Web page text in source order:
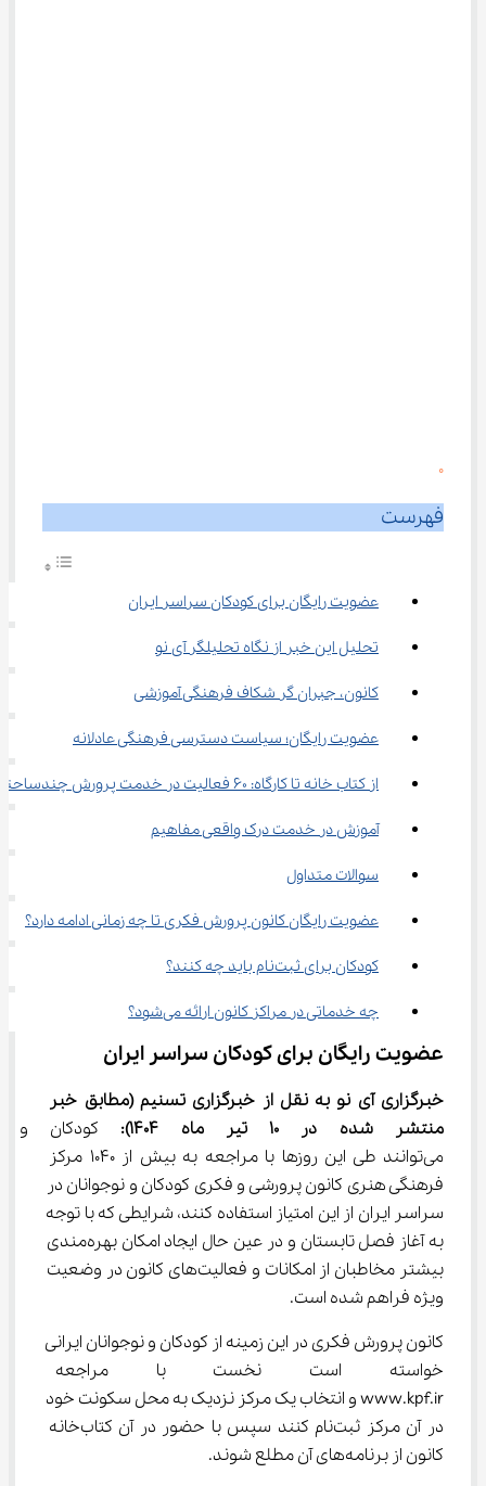
0
فهرست
عضویت رایگان برای کودکان سراسر ایران
تحلیل این خبر از نگاه تحلیلگر آی نو
کانون، جبران گر شکاف فرهنگی آموزشی
عضویت رایگان؛ سیاست دسترسی فرهنگی عادلانه
از کتاب خانه تا کارگاه: ۶۰ فعالیت در خدمت پرورش چندساحتی
آموزش در خدمت درک واقعی مفاهیم
سوالات متداول
عضویت رایگان کانون پرورش فکری تا چه زمانی ادامه دارد؟
کودکان برای ثبت‌نام باید چه کنند؟
چه خدماتی در مراکز کانون ارائه می‌شود؟
عضویت رایگان برای کودکان سراسر ایران
خبرگزاری آی نو به نقل از خبرگزاری تسنیم (مطابق خبر
منتشر شده در 10 تیر ماه 1404):
کودکان و
می‌توانند طی این روزها با مراجعه به بیش از 1040 مرکز
فرهنگی هنری کانون پرورشی و فکری کودکان و نوجوانان در
سراسر ایران از این امتیاز استفاده کنند، شرایطی که با توجه
به آغاز فصل تابستان و در عین حال ایجاد امکان بهره‌مندی
بیشتر مخاطبان از امکانات و فعالیت‌های کانون در وضعیت
ویژه فراهم شده است.
کانون پرورش فکری در این زمینه از کودکان و نوجوانان ایرانی
خواسته است نخست با مراجعه
www.kpf.ir و انتخاب یک مرکز نزدیک به محل سکونت خود
در آن مرکز ثبت‌نام کنند سپس با حضور در آن کتاب‌خانه
کانون از برنامه‌های آن مطلع شوند.